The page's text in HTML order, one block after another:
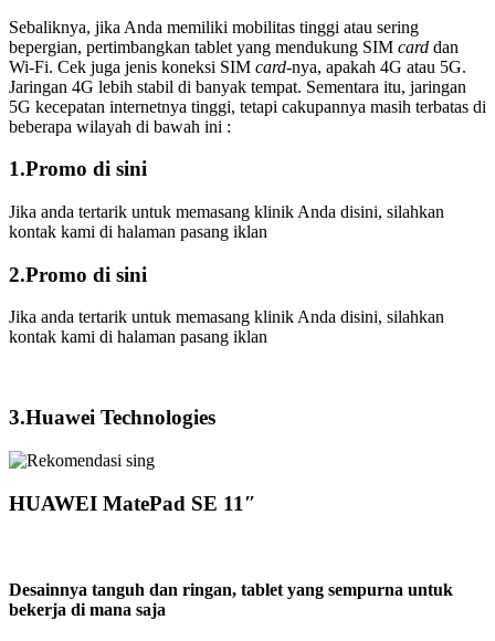
Sebaliknya, jika Anda memiliki mobilitas tinggi atau sering
bepergian, pertimbangkan tablet yang mendukung SIM card dan
Wi-Fi. Cek juga jenis koneksi SIM card-nya, apakah 4G atau 5G.
Jaringan 4G lebih stabil di banyak tempat. Sementara itu, jaringan
5G kecepatan internetnya tinggi, tetapi cakupannya masih terbatas di
beberapa wilayah di bawah ini :
1.Promo di sini
Jika anda tertarik untuk memasang klinik Anda disini, silahkan
kontak kami di halaman pasang iklan
2.Promo di sini
Jika anda tertarik untuk memasang klinik Anda disini, silahkan
kontak kami di halaman pasang iklan
3.Huawei Technologies
HUAWEI MatePad SE 11″
Desainnya tanguh dan ringan, tablet yang sempurna untuk
bekerja di mana saja